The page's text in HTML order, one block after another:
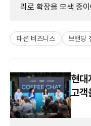
리로 확장을 모색 중
패션 비즈니스 브랜딩
현대
고객